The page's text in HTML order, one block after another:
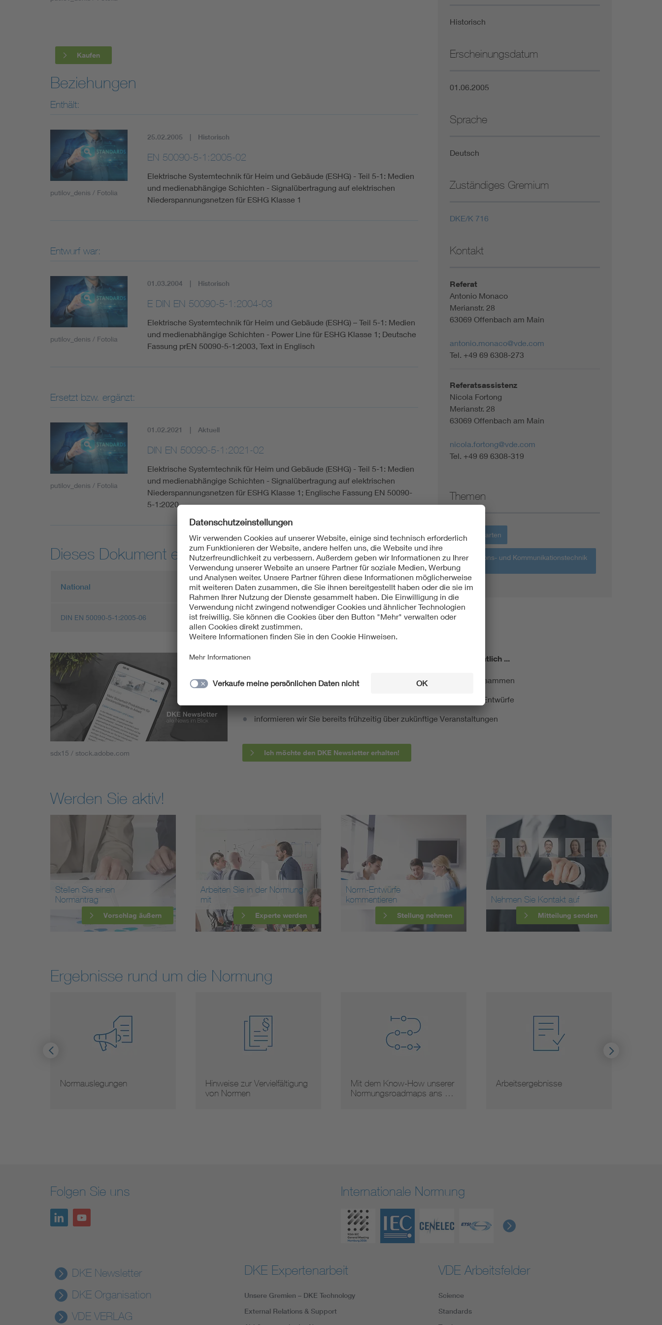
Mobility
Smart Cities
Kaufen
Beziehungen
Enthält:
putilov_denis / Fotolia
25.02.2005 Historisch
EN 50090-5-1:2005-02
Elektrische Systemtechnik für Heim und Gebäude (ESHG) - Teil 5-1: Medien
und medienabhängige Schichten - Signalübertragung auf elektrischen
Niederspannungsnetzen für ESHG Klasse 1
Entwurf war:
putilov_denis / Fotolia
01.03.2004 Historisch
E DIN EN 50090-5-1:2004-03
Elektrische Systemtechnik für Heim und Gebäude (ESHG) – Teil 5-1: Medien
und medienabhängige Schichten - Power Line für ESHG Klasse 1; Deutsche
Fassung prEN 50090-5-1:2003, Text in Englisch
Ersetzt bzw. ergänzt:
putilov_denis / Fotolia
01.02.2021 Aktuell
DIN EN 50090-5-1:2021-02
Elektrische Systemtechnik für Heim und Gebäude (ESHG) - Teil 5-1: Medien
und medienabhängige Schichten - Signalübertragung auf elektrischen
Niederspannungsnetzen für ESHG Klasse 1; Englische Fassung EN 50090-
5-1:2020
Dieses Dokument entspricht:
National Europäisch
DIN EN 50090-5-1:2005-06 EN 50090-5-1:2005-02
Historisch
Erscheinungsdatum
01.06.2005
Sprache
Deutsch
Zuständiges Gremium
DKE/K 716
Kontakt
Referat
Antonio Monaco
Merianstr. 28
63069 Offenbach am Main
antonio.monaco@vde.com
Tel. +49 69 6308-273
Referatsassistenz
Nicola Fortong
Merianstr. 28
63069 Offenbach am Main
nicola.fortong@vde.com
Tel. +49 69 6308-319
Themen
Haus + Garten
Informations- und Kommunikationstechnik
sdx15 / stock.adobe.com
Mit unserem DKE Newsletter sind Sie immer top informiert! Monatlich ...
fassen wir die wichtigsten Entwicklungen in der Normung kurz zusammen
berichten wir über aktuelle Arbeitsergebnisse, Publikationen und Entwürfe
informieren wir Sie bereits frühzeitig über zukünftige Veranstaltungen
Ich möchte den DKE Newsletter erhalten!
Werden Sie aktiv!
Stellen Sie einen
Normantrag
Vorschlag äußern
Arbeiten Sie in der Normung
mit
Experte werden
Norm-Entwürfe
kommentieren
Stellung nehmen
Nehmen Sie Kontakt auf
Mitteilung senden
Ergebnisse rund um die Normung
Hinweise zur Vervielfältigung
Mit dem Know-How unserer
Normungsroadmaps ans …
Arbeitsergebnisse Normauslegungen
Folgen Sie uns Internationale Normung
DKE Newsletter
DKE Organisation
VDE VERLAG
DKE Expertenarbeit
Unsere Gremien – DKE Technology
External Relations & Support
VDE Arbeitsfelder
Science
Standards